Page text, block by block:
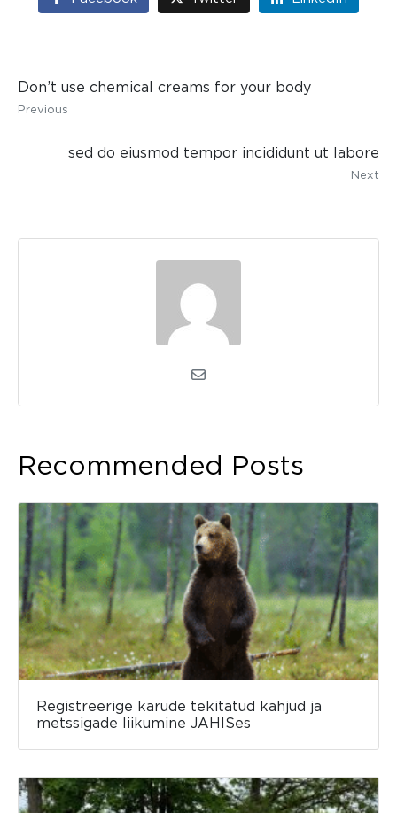
Don’t use chemical creams for your body
Previous
sed do eiusmod tempor incididunt ut labore
Next
Recommended Posts
Registreerige karude tekitatud kahjud ja
metssigade liikumine JAHISes